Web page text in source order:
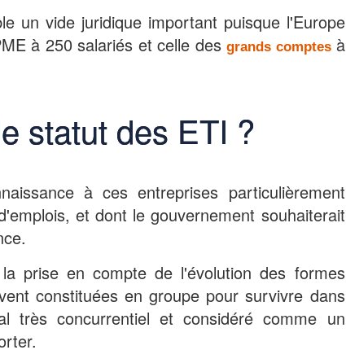
un vide juridique important puisque l'Europe
à 250 salariés et celle desgrands comptes à
statut des ETI ?
à ces entreprises particulièrement
et dont le gouvernement souhaiterait
prise en compte de l'évolution des formes
constituées en groupe pour survivre dans
très concurrentiel et considéré comme un